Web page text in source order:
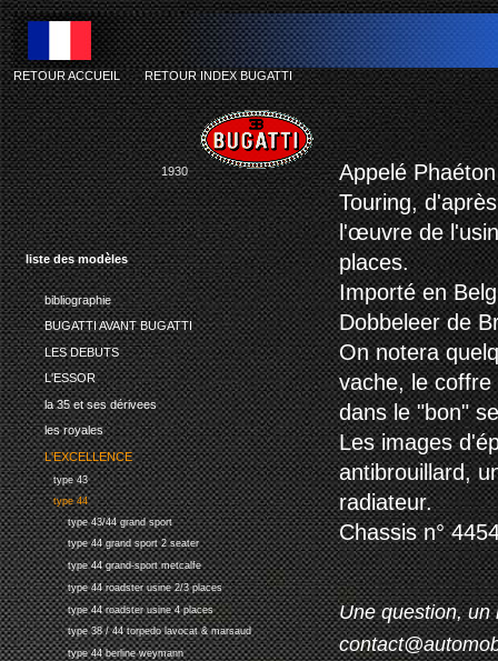
liste des modèles
bibliographie
BUGATTI AVANT BUGATTI
LES DEBUTS
L'ESSOR
la 35 et ses dérivees
les royales
L'EXCELLENCE
type 43
type 44
type 43/44 grand sport
type 44 grand sport 2 seater
type 44 grand-sport metcalfe
type 44 roadster usine 2/3 places
type 44 roadster usine 4 places
type 38 / 44 torpedo lavocat & marsaud
type 44 berline weymann
RETOUR ACCUEIL-RETOUR INDEX BUGATTI
1930
Appelé
Touring,
l'œuvre de
places.
Importé en
Dobbeleer de
On notera
vache, le
dans le "bon"
Les images
antibrouillard,
radiateur.
Chassis n°
Une question, un